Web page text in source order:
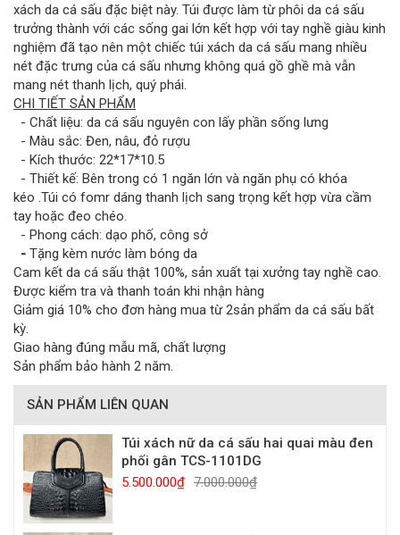
xách da cá sấu đặc biệt này. Túi được làm từ phôi da cá sấu
trưởng thành với các sống gai lớn kết hợp với tay nghề giàu kinh
nghiệm đã tạo nên một chiếc túi xách da cá sấu mang nhiều
nét đặc trưng của cá sấu nhưng không quá gồ ghề mà vẫn
mang nét thanh lịch, quý phái.
CHI TIẾT SẢN PHẨM
- Chất liệu: da cá sấu nguyên con lấy phần sống lưng
- Màu sắc: Đen, nâu, đỏ rượu
- Kích thước: 22*17*10.5
- Thiết kế: Bên trong có 1 ngăn lớn và ngăn phụ có khóa
kéo .Túi có fomr dáng thanh lịch sang trọng kết hợp vừa cầm
tay hoặc đeo chéo.
- Phong cách: dạo phố, công sở
- Tặng kèm nước làm bóng da
Cam kết da cá sấu thật 100%, sản xuất tại xưởng tay nghề cao.
Được kiểm tra và thanh toán khi nhận hàng
Giảm giá 10% cho đơn hàng mua từ 2sản phẩm da cá sấu bất
kỳ.
Giao hàng đúng mẫu mã, chất lượng
Sản phẩm bảo hành 2 năm.
SẢN PHẨM LIÊN QUAN
Túi xách nữ da cá sấu hai quai màu đen
phối gân TCS-1101DG
5.500.000₫ 7.000.000₫